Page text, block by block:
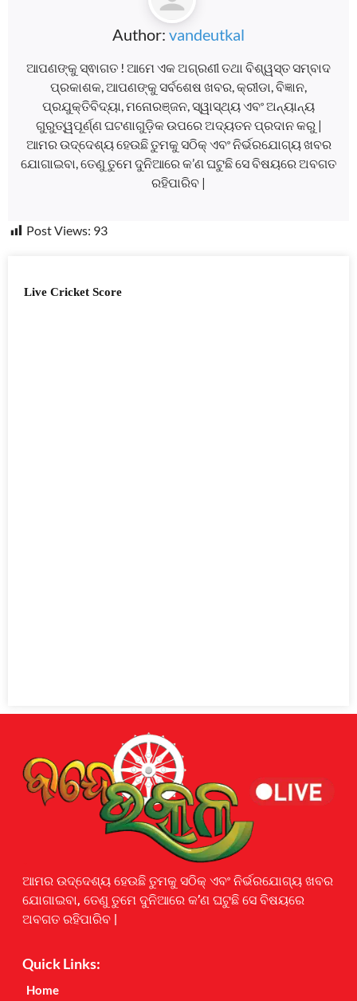
Author: vandeutkal
ଆପଣଙ୍କୁ ସ୍ଵାଗତ ! ଆମେ ଏକ ଅଗ୍ରଣୀ ତଥା ବିଶ୍ୱସ୍ତ ସମ୍ବାଦ
ପ୍ରକାଶକ, ଆପଣଙ୍କୁ ସର୍ବଶେଷ ଖବର, କ୍ରୀଡା, ବିଜ୍ଞାନ,
ପ୍ରଯୁକ୍ତିବିଦ୍ୟା, ମନୋରଞ୍ଜନ, ସ୍ୱାସ୍ଥ୍ୟ ଏବଂ ଅନ୍ୟାନ୍ୟ
ଗୁରୁତ୍ୱପୂର୍ଣ୍ଣ ଘଟଣାଗୁଡ଼ିକ ଉପରେ ଅଦ୍ୟତନ ପ୍ରଦାନ କରୁ |
ଆମର ଉଦ୍ଦେଶ୍ୟ ହେଉଛି ତୁମକୁ ସଠିକ୍ ଏବଂ ନିର୍ଭରଯୋଗ୍ୟ ଖବର
ଯୋଗାଇବା, ତେଣୁ ତୁମେ ଦୁନିଆରେ କ’ଣ ଘଟୁଛି ସେ ବିଷୟରେ ଅବଗତ
ରହିପାରିବ |
Post Views: 93
Live Cricket Score
ଆମର ଉଦ୍ଦେଶ୍ୟ ହେଉଛି ତୁମକୁ ସଠିକ୍ ଏବଂ ନିର୍ଭରଯୋଗ୍ୟ ଖବର
ଯୋଗାଇବା, ତେଣୁ ତୁମେ ଦୁନିଆରେ କ’ଣ ଘଟୁଛି ସେ ବିଷୟରେ
ଅବଗତ ରହିପାରିବ |
Quick Links:
Home